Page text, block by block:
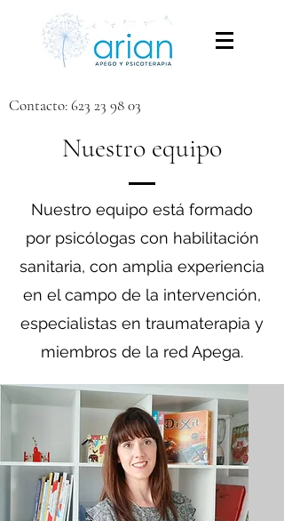
Contacto:623 23 98 03
Nuestro equipo
Nuestro equipo está formado
por psicólogas con habilitación
sanitaria, con amplia experiencia
en el campo de la intervención,
especialistas en traumaterapia y
miembros de la red Apega.